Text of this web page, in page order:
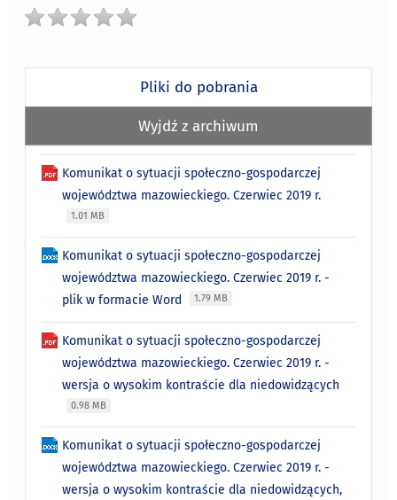
Pliki do pobrania
Wyjdź z archiwum
Komunikat o sytuacji społeczno-gospodarczej
województwa mazowieckiego. Czerwiec 2019 r.
1.01 MB
Komunikat o sytuacji społeczno-gospodarczej
województwa mazowieckiego. Czerwiec 2019 r. -
plik w formacie Word
1.79 MB
Komunikat o sytuacji społeczno-gospodarczej
województwa mazowieckiego. Czerwiec 2019 r. -
wersja o wysokim kontraście dla niedowidzących
0.98 MB
Komunikat o sytuacji społeczno-gospodarczej
województwa mazowieckiego. Czerwiec 2019 r. -
wersja o wysokim kontraście dla niedowidzących,